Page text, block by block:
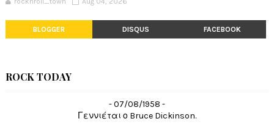
BLOGGER DISQUS FACEBOOK
ROCK TODAY
- 07/08/1958 -
Γεννιέται ο Bruce Dickinson.